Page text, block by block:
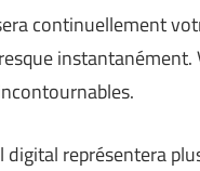
continuellement
instantanément.
représentera